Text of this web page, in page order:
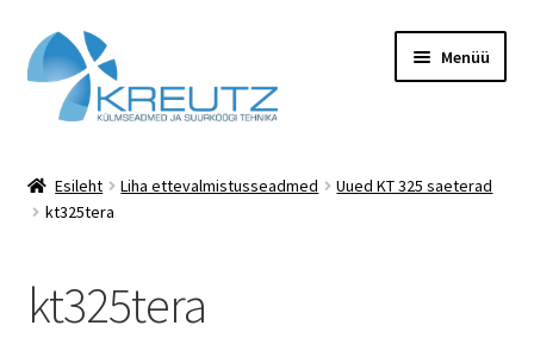
Liigu
navigeerimisele
Liigu
sisu
juurde
Menüü
Hooldus
Esileht Liha ettevalmistusseadmed
Uued KT 325 saeterad
kt325tera
kt325tera